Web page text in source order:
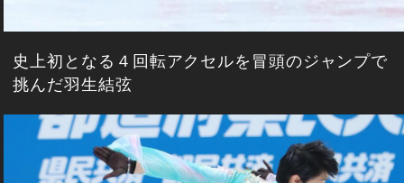
史上初となる４回転アクセルを冒頭のジャンプで
挑んだ羽生結弦